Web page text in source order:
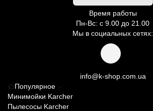
Время работы
Пн-Вс: с 9.00 до 21.00
Мы в социальных сетях:
info@k-shop.com.ua
Популярное
Минимойки Karcher
Пылесосы Karcher